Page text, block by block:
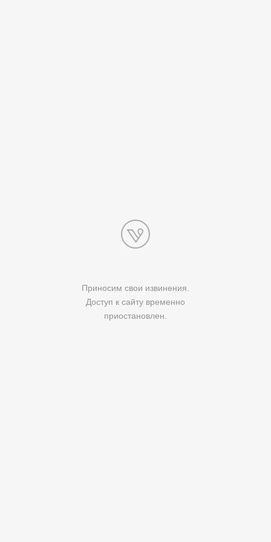
Приносим свои извинения.
Доступ к сайту временно
приостановлен.